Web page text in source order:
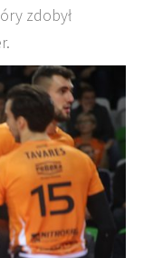
zdobył